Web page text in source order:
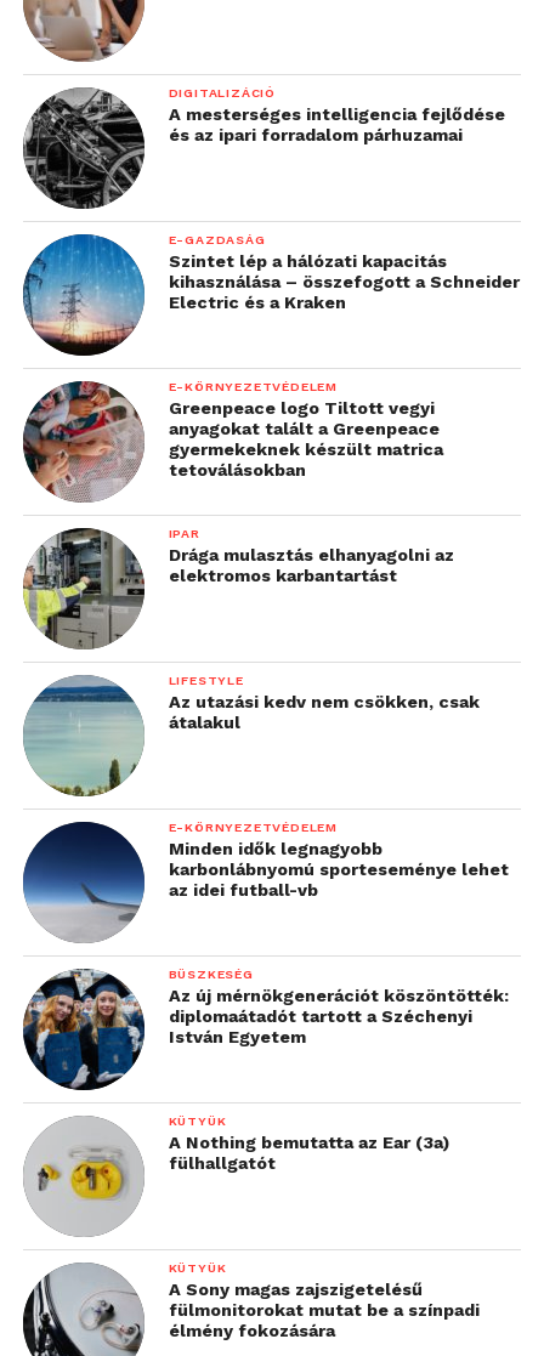
DIGITALIZÁCIÓ
A mesterséges intelligencia fejlődése
és az ipari forradalom párhuzamai
E-GAZDASÁG
Szintet lép a hálózati kapacitás
kihasználása – összefogott a Schneider
Electric és a Kraken
E-KÖRNYEZETVÉDELEM
Greenpeace logo Tiltott vegyi
anyagokat talált a Greenpeace
gyermekeknek készült matrica
tetoválásokban
IPAR
Drága mulasztás elhanyagolni az
elektromos karbantartást
LIFESTYLE
Az utazási kedv nem csökken, csak
átalakul
E-KÖRNYEZETVÉDELEM
Minden idők legnagyobb
karbonlábnyomú sporteseménye lehet
az idei futball-vb
BÜSZKESÉG
Az új mérnökgenerációt köszöntötték:
diplomaátadót tartott a Széchenyi
István Egyetem
KÜTYÜK
A Nothing bemutatta az Ear (3a)
fülhallgatót
KÜTYÜK
A Sony magas zajszigetelésű
fülmonitorokat mutat be a színpadi
élmény fokozására